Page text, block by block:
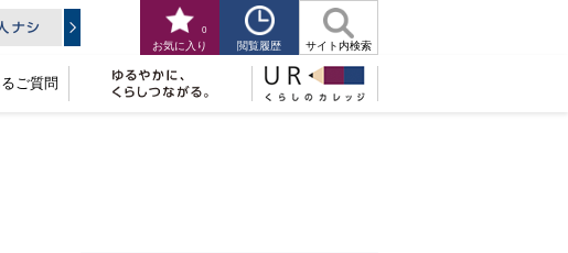
お気に入り
0
閲覧履歴 サイト内検索
ご質問